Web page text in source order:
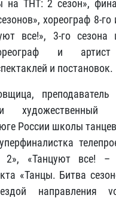
на ТНТ: 2 сезон»,
хореограф 8-го
все!», 3-го сезона
и артист
и постановок.
преподаватель
художественный
России школы
«Танцуют все! –
«Танцы. Битва
направления